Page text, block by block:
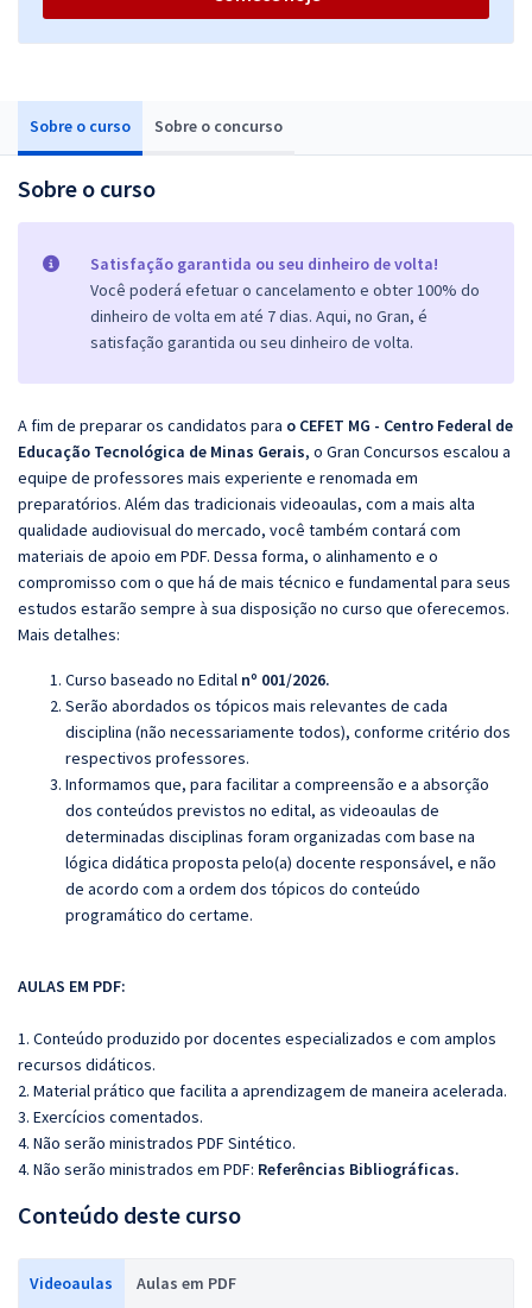
Sobre o curso Sobre o concurso
Sobre o curso
Satisfação garantida ou seu dinheiro de volta!
Você poderá efetuar o cancelamento e obter 100% do
dinheiro de volta em até 7 dias. Aqui, no Gran, é
satisfação garantida ou seu dinheiro de volta.
A fim de preparar os candidatos para o CEFET MG - Centro Federal de
Educação Tecnológica de Minas Gerais, o Gran Concursos escalou a
equipe de professores mais experiente e renomada em
preparatórios. Além das tradicionais videoaulas, com a mais alta
qualidade audiovisual do mercado, você também contará com
materiais de apoio em PDF. Dessa forma, o alinhamento e o
compromisso com o que há de mais técnico e fundamental para seus
estudos estarão sempre à sua disposição no curso que oferecemos.
Mais detalhes:
Curso baseado no Edital nº 001/2026.
Serão abordados os tópicos mais relevantes de cada
disciplina (não necessariamente todos), conforme critério dos
respectivos professores.
Informamos que, para facilitar a compreensão e a absorção
dos conteúdos previstos no edital, as videoaulas de
determinadas disciplinas foram organizadas com base na
lógica didática proposta pelo(a) docente responsável, e não
de acordo com a ordem dos tópicos do conteúdo
programático do certame.
AULAS EM PDF:
1. Conteúdo produzido por docentes especializados e com amplos
recursos didáticos.
2. Material prático que facilita a aprendizagem de maneira acelerada.
3. Exercícios comentados.
4. Não serão ministrados PDF Sintético.
4. Não serão ministrados em PDF: Referências Bibliográficas.
Conteúdo deste curso
Videoaulas Aulas em PDF